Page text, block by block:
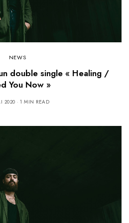
NEWS
double single « Healing /
You Now »
2020 1 MIN READ